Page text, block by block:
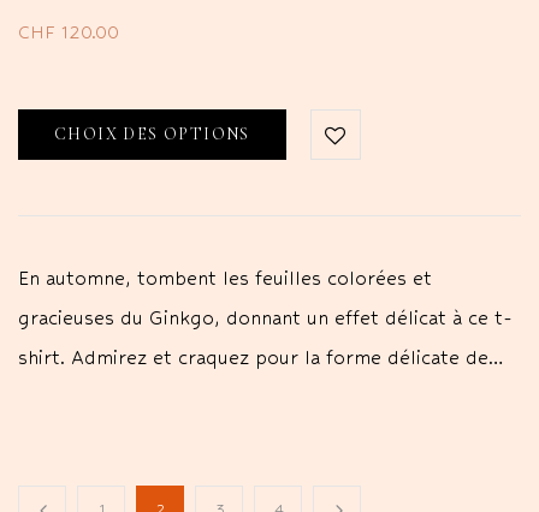
CHF 120.00
CHOIX DES OPTIONS
En automne, tombent les feuilles colorées et
gracieuses du Ginkgo, donnant un effet délicat à ce t-
shirt. Admirez et craquez pour la forme délicate de…